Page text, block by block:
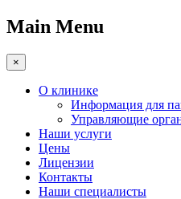
Main Menu
×
О клинике
Информация для
Управляющие
Наши услуги
Цены
Лицензии
Контакты
Наши специалисты